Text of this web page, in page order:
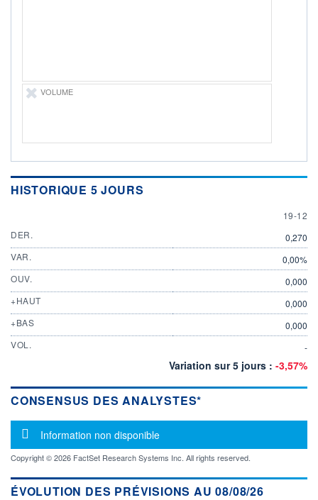
VOLUME
HISTORIQUE 5 JOURS
19
19-12
DER.
0,270
VAR.
0,00%
OUV.
0,000
+HAUT
0,000
+BAS
0,000
VOL.
-
Variation sur 5 jours : -3,57%
CONSENSUS DES ANALYSTES*
Message d'information
Information non disponible
Copyright © 2026 FactSet Research Systems Inc. All rights reserved.
ÉVOLUTION DES PRÉVISIONS AU 08/08/26